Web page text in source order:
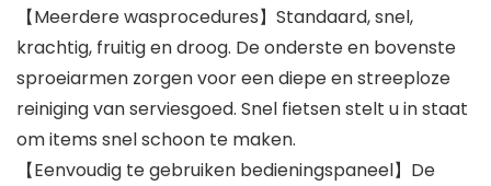
【Meerdere wasprocedures】Standaard, snel,
krachtig, fruitig en droog. De onderste en bovenste
sproeiarmen zorgen voor een diepe en streeploze
reiniging van serviesgoed. Snel fietsen stelt u in staat
om items snel schoon te maken.
【Eenvoudig te gebruiken bedieningspaneel】De